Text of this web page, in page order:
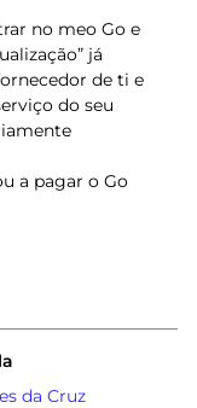
no meo Go e
já
de ti e
do seu
a pagar o Go
da Cruz